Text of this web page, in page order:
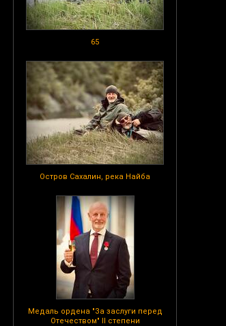
65
Остров Сахалин, река Найба
Медаль ордена "За заслуги перед
Отечеством" II степени